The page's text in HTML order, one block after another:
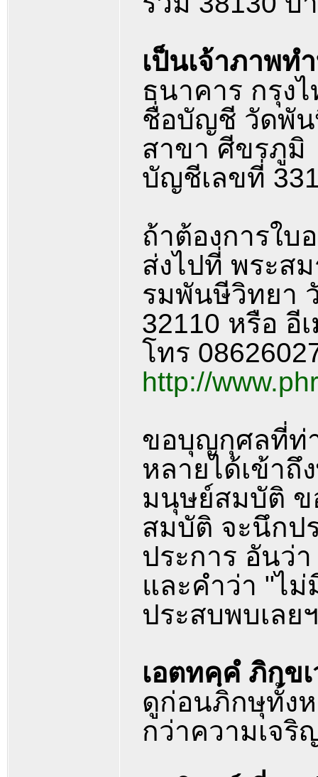
เป็นเจ้าภาพ
ธนาคาร กรุง
ชื่อบัญชี วัดพัน
สาขา ศีขรภูมิ
บัญชีเลขที่
ถ้าต้องการใ
ส่งไปที่ พระส
รมพันษีวิทยา
32110 หรือ อี
โทร
http://
ขอบุญกุศลที่ท่
หลายได้เข้า
มนุษย์สมบัติ ข
สมบัติ จะนึกป
ประการ อันว่
และคำว่า "ไ
ประสบพบเลยฯ
เอตทคฺคํ ภิกฺ
ดูก่อนภิกษุทั้ง
กว่าความเจริ